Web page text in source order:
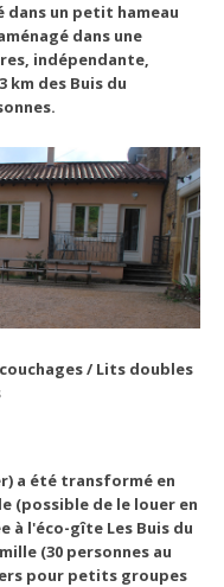
un petit hameau
dans une
indépendante,
km des Buis du
/ Lits doubles
a été transformé en
(possible de le louer en
à l'éco-gîte Les Buis du
(30 personnes au
pour petits groupes